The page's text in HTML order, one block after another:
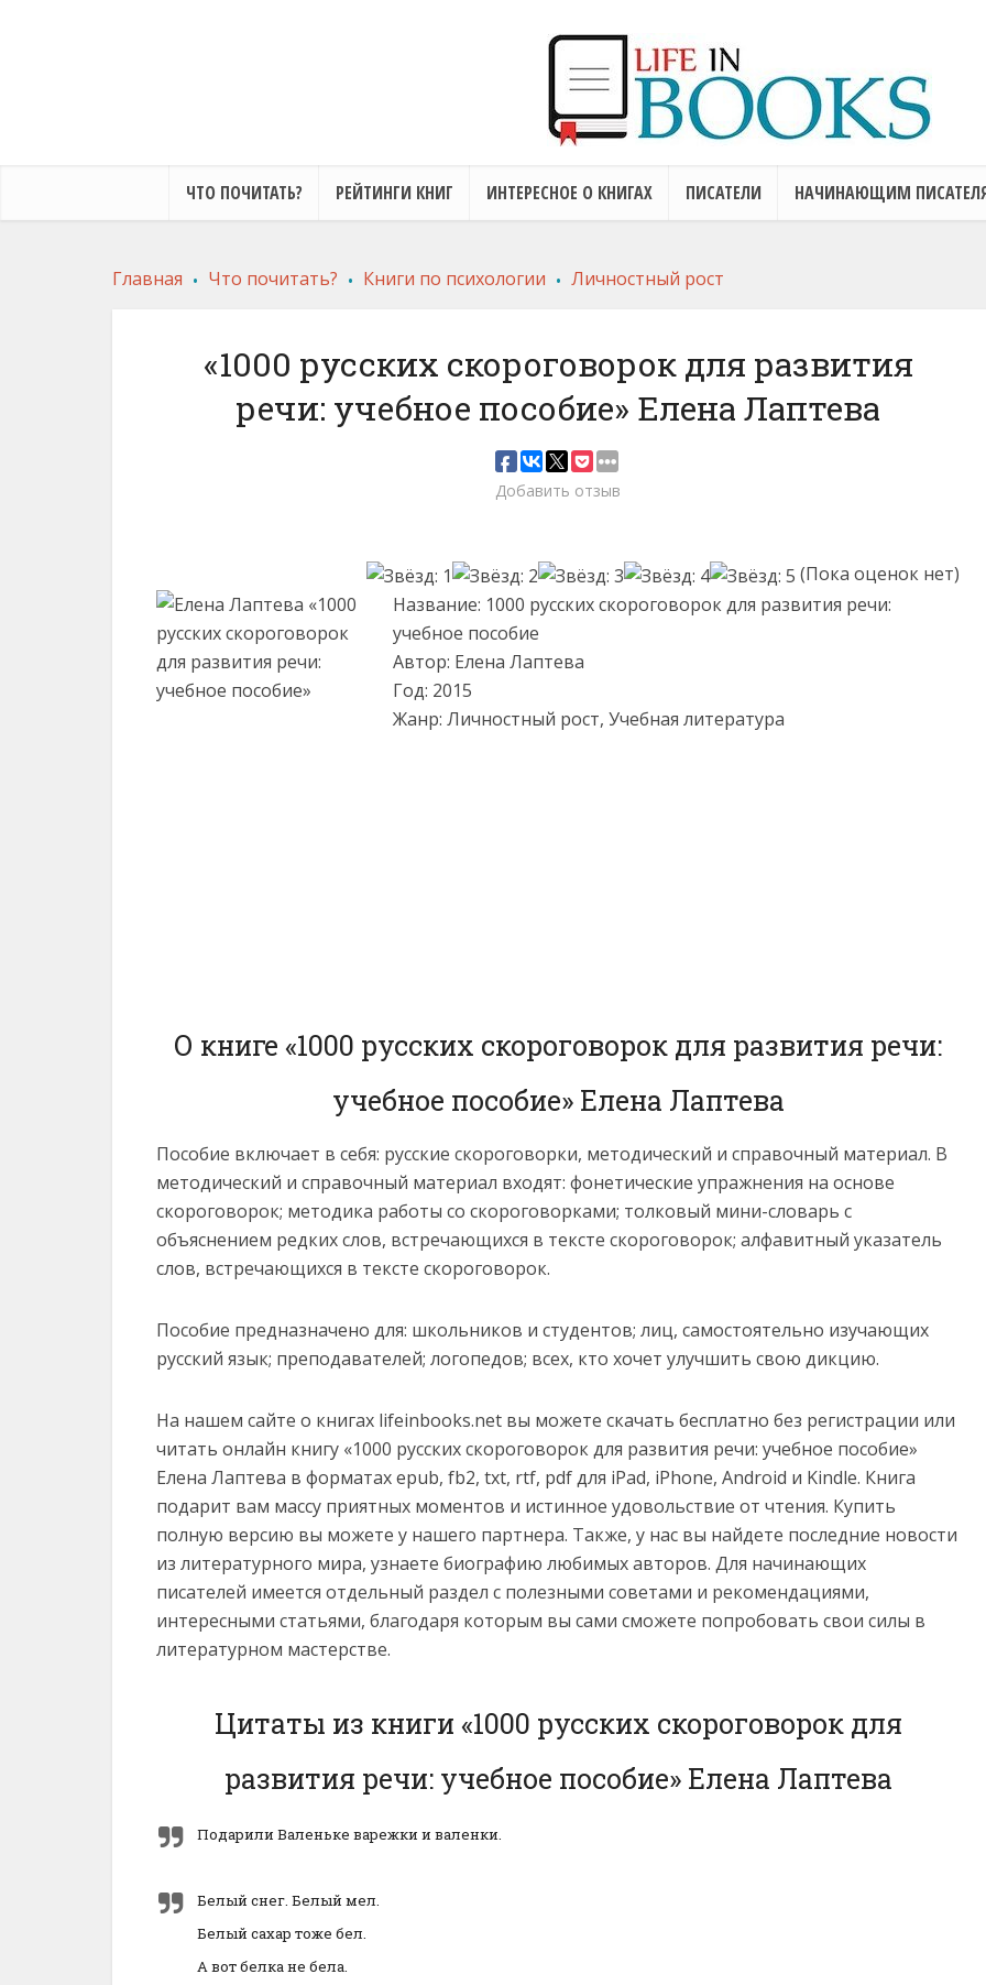
ЧТО ПОЧИТАТЬ? РЕЙТИНГИ КНИГ ИНТЕРЕСНОЕ О КНИГАХ ПИСАТЕЛИ НАЧИНАЮЩИМ
Главная . Что почитать? . Книги по психологии . Личностный рост
«1000 русских скороговорок для развития
речи: учебное пособие» Елена Лаптева
Добавить отзыв
(Пока оценок нет)
Название: 1000 русских скороговорок для развития речи:
учебное пособие
Автор: Елена Лаптева
Год: 2015
Жанр: Личностный рост, Учебная литература
О книге «1000 русских скороговорок для развития речи:
учебное пособие» Елена Лаптева
Пособие включает в себя: русские скороговорки, методический и справочный материал. В
методический и справочный материал входят: фонетические упражнения на основе
скороговорок; методика работы со скороговорками; толковый мини-словарь с
объяснением редких слов, встречающихся в тексте скороговорок; алфавитный указатель
слов, встречающихся в тексте скороговорок.
Пособие предназначено для: школьников и студентов; лиц, самостоятельно изучающих
русский язык; преподавателей; логопедов; всех, кто хочет улучшить свою дикцию.
На нашем сайте о книгах lifeinbooks.net вы можете скачать бесплатно без регистрации или
читать онлайн книгу «1000 русских скороговорок для развития речи: учебное пособие»
Елена Лаптева в форматах epub, fb2, txt, rtf, pdf для iPad, iPhone, Android и Kindle. Книга
подарит вам массу приятных моментов и истинное удовольствие от чтения. Купить
полную версию вы можете у нашего партнера. Также, у нас вы найдете последние новости
из литературного мира, узнаете биографию любимых авторов. Для начинающих
писателей имеется отдельный раздел с полезными советами и рекомендациями,
интересными статьями, благодаря которым вы сами сможете попробовать свои силы в
литературном мастерстве.
Цитаты из книги «1000 русских скороговорок для
развития речи: учебное пособие» Елена Лаптева
Подарили Валеньке варежки и валенки.
Белый снег. Белый мел.
Белый сахар тоже бел.
А вот белка не бела.